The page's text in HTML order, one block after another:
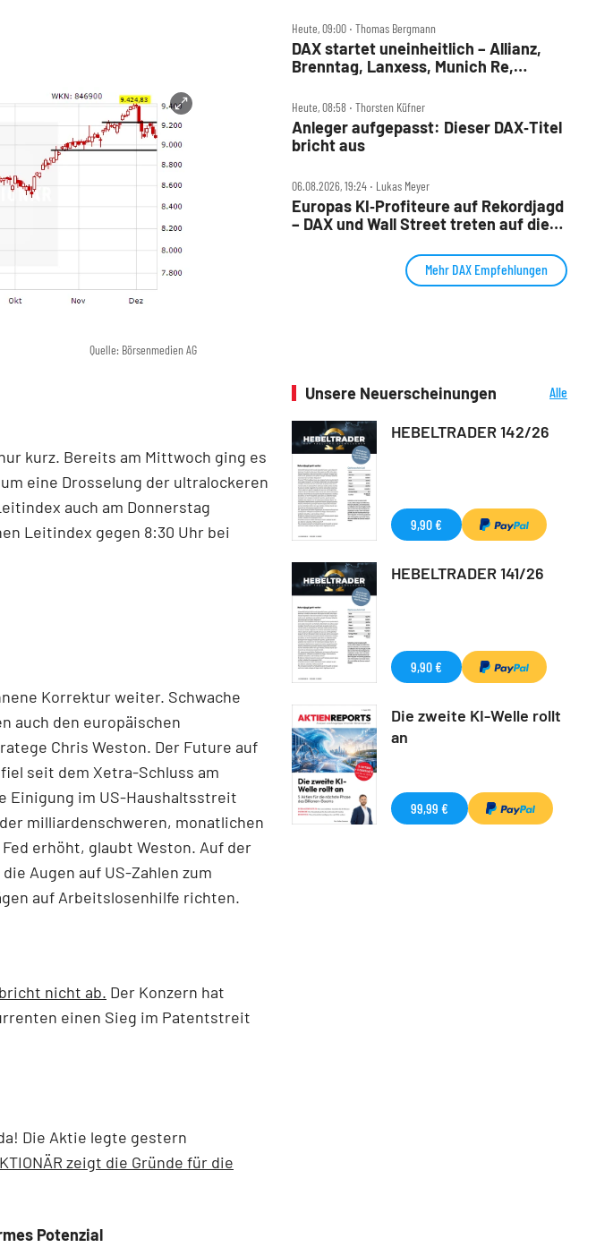
Quelle: Börsenmedien AG
kurz. Bereits am Mittwoch ging es
eine Drosselung der ultralockeren
auch am Donnerstag
Leitindex gegen 8:30 Uhr bei
Korrektur weiter. Schwache
auch den europäischen
Chris Weston. Der Future auf
seit dem Xetra-Schluss am
Einigung im US-Haushaltsstreit
milliardenschweren, monatlichen
erhöht, glaubt Weston. Auf der
Augen auf US-Zahlen zum
auf Arbeitslosenhilfe richten.
nicht ab. Der Konzern hat
einen Sieg im Patentstreit
Die Aktie legte gestern
zeigt die Gründe für die
Potenzial
Heute, 09:00 ‧ Thomas Bergmann
DAX startet uneinheitlich – Allianz,
Brenntag, Lanxess, Munich Re,
Heute, 08:58 ‧ Thorsten Küfner
Anleger aufgepasst: Dieser DAX‑Titel
bricht aus
06.08.2026, 19:24 ‧ Lukas Meyer
Europas KI‑Profiteure auf Rekordjagd
– DAX und Wall Street treten auf die
Mehr DAX Empfehlungen
Unsere Neuerscheinungen
Alle
HEBELTRADER 142/26
9,90 €
HEBELTRADER 141/26
9,90 €
Die zweite KI-Welle rollt
an
99,99 €